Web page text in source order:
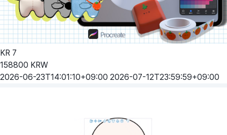
KR 7
158800 KRW
2026-06-23T14:01:10+09:00 2026-07-12T23:59:59+09:00